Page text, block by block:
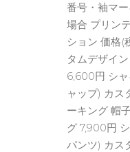
番号・袖マ
場合 プリン
ション 価格(
タムデザイ
6,600円 シ
ャップ) カス
ーキング 帽
グ 7,900円
パンツ) カス